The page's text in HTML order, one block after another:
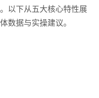
以下从五大核心特性展
数据与实操建议。